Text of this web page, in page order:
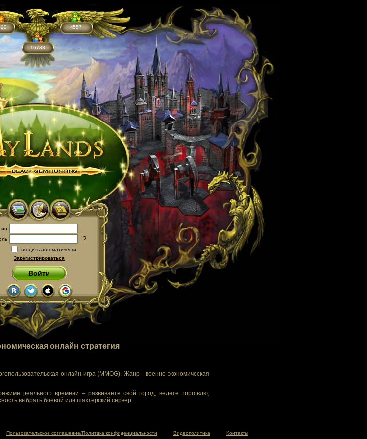
16783
4557
?
входить автоматически
Зарегистрироваться
Войти
онлайн стратегия
онлайн игра (MMOG). Жанр - военно-экономическая
реального времени – развиваете свой город, ведете торговлю,
выбрать боевой или шахтерский сервер.
Пользовательское соглашение/Политика конфиденциальности Видеополитика Контакты